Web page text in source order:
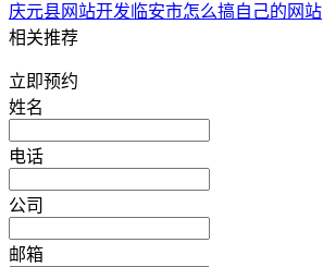
庆元县网站开发 临安市怎么搞自己的网站
相关推荐
立即预约
姓名
电话
公司
邮箱